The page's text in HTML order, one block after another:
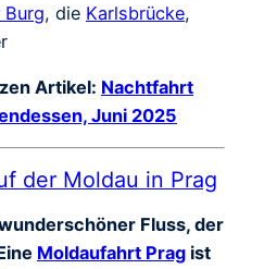
Burg, die Karlsbrücke,
Artikel: Nachtfahrt
Juni 2025
der Moldau in Prag
Fluss, der
Moldaufahrt Prag ist